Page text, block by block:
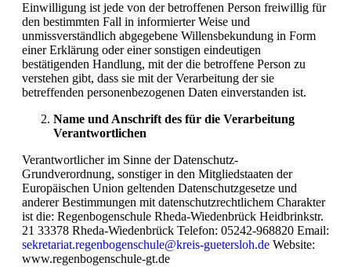
Einwilligung ist jede von der betroffenen Person freiwillig für
den bestimmten Fall in informierter Weise und
unmissverständlich abgegebene Willensbekundung in Form
einer Erklärung oder einer sonstigen eindeutigen
bestätigenden Handlung, mit der die betroffene Person zu
verstehen gibt, dass sie mit der Verarbeitung der sie
betreffenden personenbezogenen Daten einverstanden ist.
Name und Anschrift des für die Verarbeitung
Verantwortlichen
Verantwortlicher im Sinne der Datenschutz-
Grundverordnung, sonstiger in den Mitgliedstaaten der
Europäischen Union geltenden Datenschutzgesetze und
anderer Bestimmungen mit datenschutzrechtlichem Charakter
ist die: Regenbogenschule Rheda-Wiedenbrück Heidbrinkstr.
21 33378 Rheda-Wiedenbrück Telefon: 05242-968820 Email:
sekretariat.regenbogenschule@kreis-guetersloh.de Website:
www.regenbogenschule-gt.de